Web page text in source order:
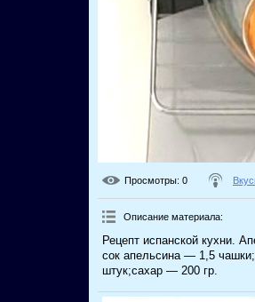
Просмотры: 0
Описание материала:
Рецепт испанской кухни.
сок апельсина — 1,5
штук;сахар — 200 гр.